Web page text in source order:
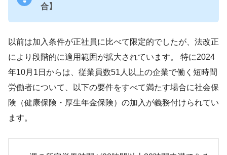
合】
以前は加入条件が正社員に比べて限定的でしたが、法改正
により段階的に適用範囲が拡大されています。 特に2024
年10月1日からは、従業員数51人以上の企業で働く短時間
労働者について、以下の要件をすべて満たす場合に社会保
険（健康保険・厚生年金保険）の加入が義務付けられてい
ます。